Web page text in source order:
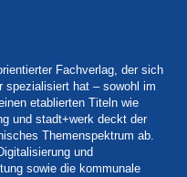
Fachverlag, der sich
spezialisiert hat – sowohl im
etablierten Titeln wie
und stadt+werk deckt der
Themenspektrum ab.
und
sowie die kommunale